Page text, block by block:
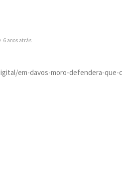
6 anos atrás
em-davos-moro-defendera-que-